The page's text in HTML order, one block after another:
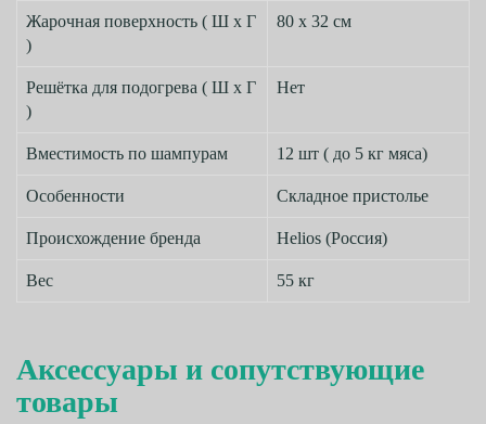
Жарочная поверхность ( Ш х Г
)
80 х 32 см
Решётка для подогрева ( Ш х Г
)
Нет
Вместимость по шампурам 12 шт ( до 5 кг мяса)
Особенности Складное пристолье
Происхождение бренда Helios (Россия)
Вес 55 кг
Аксессуары и сопутствующие
товары